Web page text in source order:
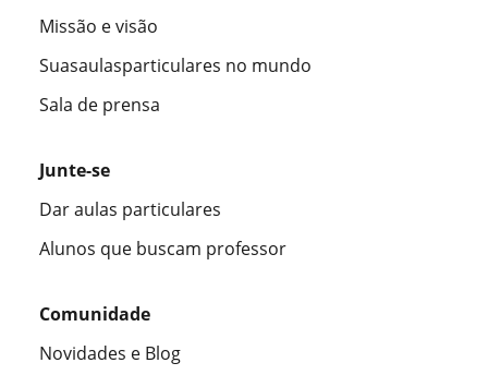
Missão e visão
Suasaulasparticulares no mundo
Sala de prensa
Junte-se
Dar aulas particulares
Alunos que buscam professor
Comunidade
Novidades e Blog